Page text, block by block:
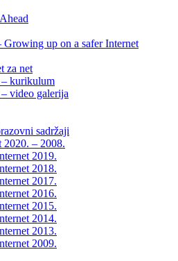
Growing up on a safer Internet
za net
– kurikulum
video galerija
sadržaji
2020. – 2008.
2019.
2018.
2017.
2016.
2015.
2014.
2013.
2009.